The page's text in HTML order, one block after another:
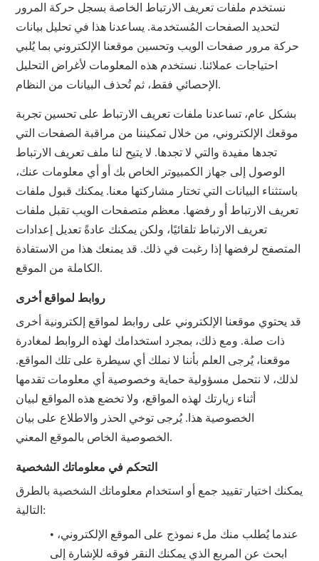
نستخدم ملفات تعريف الارتباط الخاصة بسجل حركة المرور
لتحديد الصفحات المُستخدمة. يساعدنا هذا في تحليل بيانات
حركة مرور صفحات الويب وتحسين موقعنا الإلكتروني بما يُلبي
احتياجات عملائنا. نستخدم هذه المعلومات لأغراض التحليل
الإحصائي فقط، ثم تُحذف البيانات من النظام.
بشكل عام، تساعدنا ملفات تعريف الارتباط على تحسين تجربة
موقعك الإلكتروني، من خلال تمكيننا من مراقبة الصفحات التي
تجدها مفيدة والتي لا تجدها. لا يتيح لنا ملف تعريف الارتباط
الوصول إلى جهاز الكمبيوتر الخاص بك أو أي معلومات عنك،
باستثناء البيانات التي تختار مشاركتها معنا. يمكنك قبول ملفات
تعريف الارتباط أو رفضها. معظم متصفحات الويب تقبل ملفات
تعريف الارتباط تلقائيًا، ولكن يمكنك عادةً تعديل إعدادات
المتصفح لرفضها إذا رغبت في ذلك. قد يمنعك هذا من الاستفادة
الكاملة من الموقع.
روابط لمواقع أخرى
قد يحتوي موقعنا الإلكتروني على روابط لمواقع إلكترونية أخرى
ذات صلة. ومع ذلك، بمجرد استخدامك لهذه الروابط لمغادرة
موقعنا، يُرجى العلم بأننا لا نملك أي سيطرة على تلك المواقع.
لذلك، لا نتحمل مسؤولية حماية وخصوصية أي معلومات تقدمها
أثناء زيارتك لهذه المواقع، ولا تخضع هذه المواقع لبيان
الخصوصية هذا. يُرجى توخي الحذر والاطلاع على بيان
الخصوصية الخاص بالموقع المعني.
التحكم في معلوماتك الشخصية
يمكنك اختيار تقييد جمع أو استخدام معلوماتك الشخصية بالطرق
التالية:
• عندما يُطلب منك ملء نموذج على الموقع الإلكتروني،
ابحث عن المربع الذي يمكنك النقر فوقه للإشارة إلى